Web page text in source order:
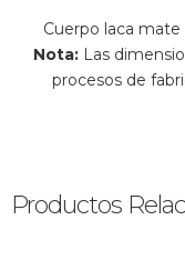
Cuerpo laca
Nota: Las
procesos de
Productos